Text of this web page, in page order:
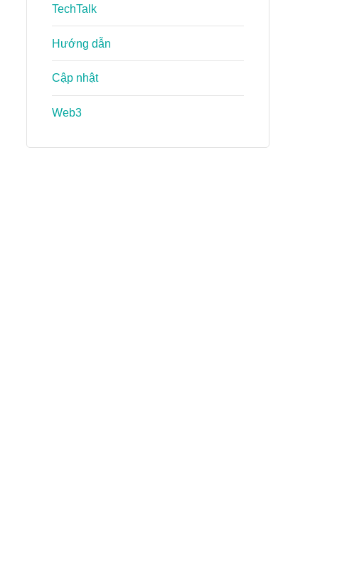
TechTalk
Hướng dẫn
Cập nhật
Web3